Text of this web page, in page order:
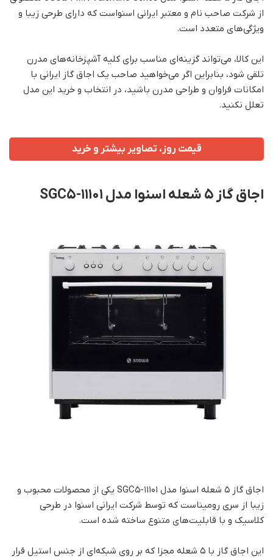
از شرکت صاحب نام و معتبر ایرانی اسنواست که دارای طرحی زیبا و
ویژگی‌های متعدد است.
این کالا، می‌تواند گزینه‌ای مناسب برای کلیه آشپزخانه‌های مدرن
تلقی شود، بنابراین اگر می‌خواهید صاحب یک اجاق گاز ایرانی با
امکانات فراوان و طراحی مدرن باشید، در انتخاب و خرید این مدل
تعلل نکنید.
قیمت روز، تصاویر بیشتر و خرید
اجاق گاز 5 شعله اسنوا مدل SGC5-11101
اجاق گاز 5 شعله اسنوا مدل SGC5-11101 یکی از محصولات محبوب و
زیبا از سری رومیناست که توسط شرکت ایرانی اسنوا در طرحی
کلاسیک و با قابلیت‌های متنوع ساخته شده است.
این اجاق گاز با ۵ شعله مجزا که بر روی شبکه‌ای از جنس استیل قرار